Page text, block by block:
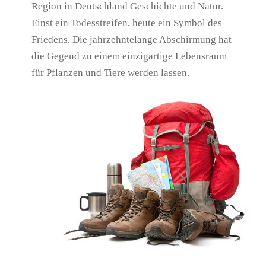
Region in Deutschland Geschichte und Natur.
Einst ein Todesstreifen, heute ein Symbol des
Friedens. Die jahrzehntelange Abschirmung hat
die Gegend zu einem einzigartige Lebensraum
für Pflanzen und Tiere werden lassen.